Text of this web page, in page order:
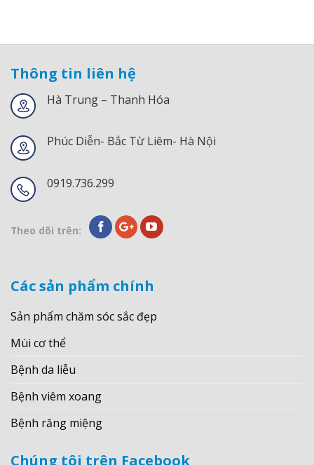
Thông tin liên hệ
Hà Trung – Thanh Hóa
Phúc Diễn- Bắc Từ Liêm- Hà Nội
0919.736.299
Theo dõi trên:
Các sản phẩm chính
Sản phẩm chăm sóc sắc đẹp
Mùi cơ thể
Bệnh da liễu
Bệnh viêm xoang
Bệnh răng miệng
Chúng tôi trên Facebook